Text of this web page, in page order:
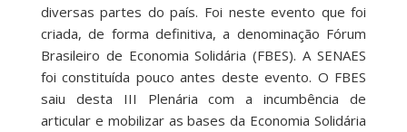
diversas partes do país. Foi neste evento que foi
criada, de forma definitiva, a denominação Fórum
Brasileiro de Economia Solidária (FBES). A SENAES
foi constituída pouco antes deste evento. O FBES
saiu desta III Plenária com a incumbência de
articular e mobilizar as bases da Economia Solidária